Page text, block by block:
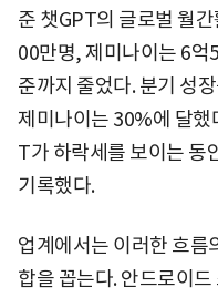
준 챗GPT의 글로벌 월
00만명, 제미나이는 6억
준까지 줄었다. 분기 성
제미나이는 30%에 달했
T가 하락세를 보이는 동
기록했다.
업계에서는 이러한 흐름
합을 꼽는다. 안드로이